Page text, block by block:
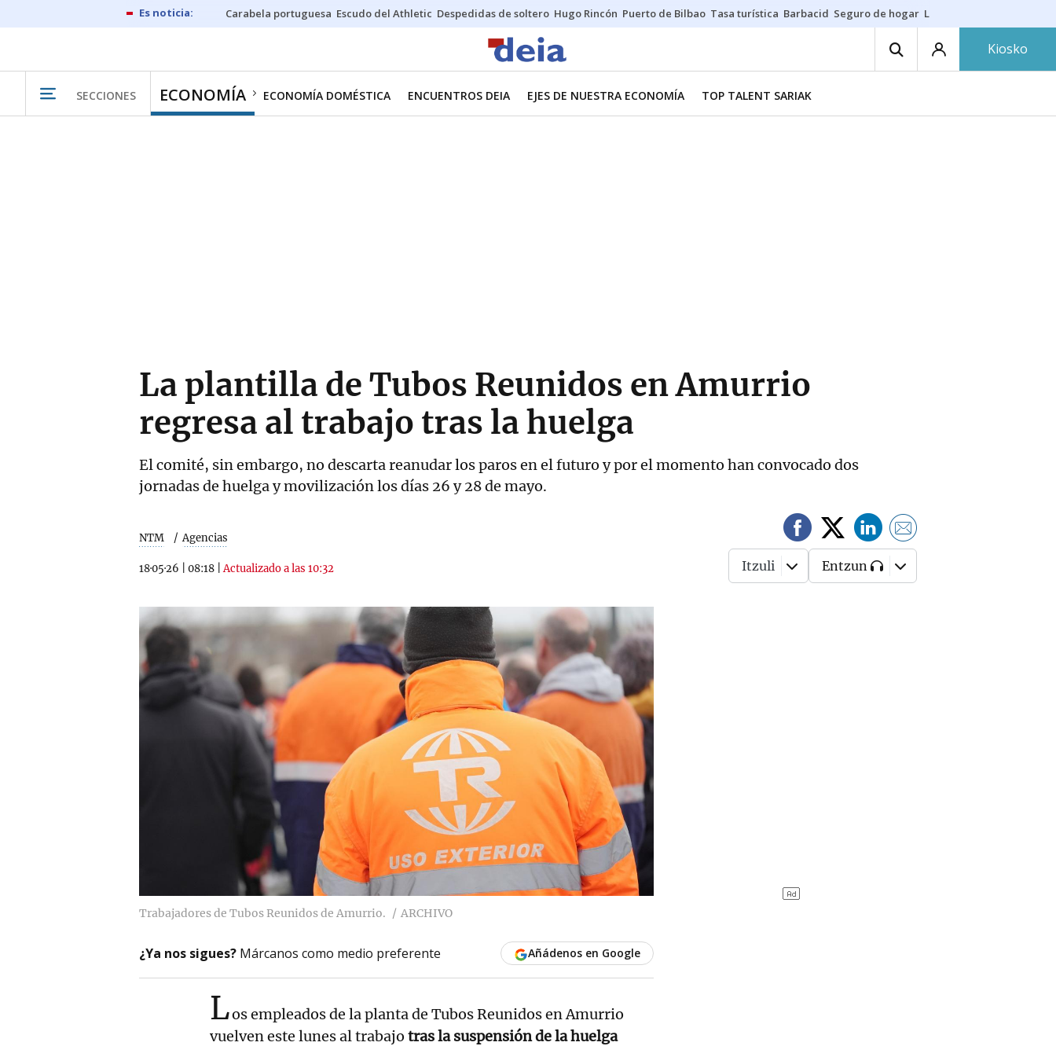
Carabela portuguesa Escudo del Athletic Despedidas de soltero Hugo Rincón Puerto de Bilbao Tasa turística Barbacid Seguro de hogar Lío Athletic-Osasuna
Kiosko
SECCIONES ECONOMÍA ECONOMÍA DOMÉSTICA ENCUENTROS DEIA EJES DE NUESTRA ECONOMÍA TOP TALENT SARIAK
La plantilla de Tubos Reunidos en Amurrio
regresa al trabajo tras la huelga
El comité, sin embargo, no descarta reanudar los paros en el futuro y por el momento han convocado dos
jornadas de huelga y movilización los días 26 y 28 de mayo.
NTM Agencias
18·05·26 08:18 |Actualizado a las 10:32 Itzuli Entzun
Trabajadores de Tubos Reunidos de Amurrio. ARCHIVO
¿Ya nos sigues? Márcanos como medio preferente Añádenos en Google
Los empleados de la planta de Tubos Reunidos en Amurrio
vuelven este lunes al trabajo tras la suspensión de la huelga